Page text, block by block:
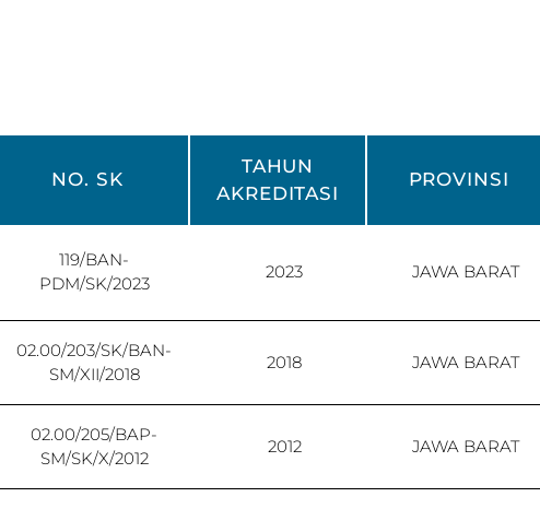
NO. SK
TAHUN
AKREDITASI
PROVINSI
119/BAN-
PDM/SK/2023
2023 JAWA BARAT
02.00/203/SK/BAN-
SM/XII/2018
2018 JAWA BARAT
02.00/205/BAP-
SM/SK/X/2012
2012 JAWA BARAT